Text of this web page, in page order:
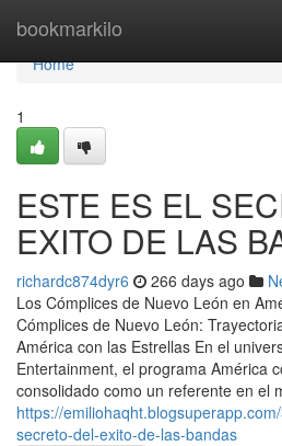
bookmarkilo
Home
Home
1
ESTE ES EL
EXITO DE LAS
richardc874dyr6 266 days ago
Los Cómplices de Nuevo León en
Cómplices de Nuevo León:
América con las Estrellas En el
Entertainment, el programa América
consolidado como un referente en el
https://
secreto-del-exito-de-las-bandas